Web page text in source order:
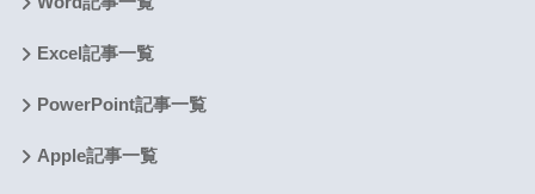
Excel記事一覧
PowerPoint記事一覧
Apple記事一覧